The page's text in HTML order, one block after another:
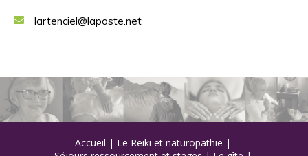
lartenciel@laposte.net
Accueil | Le Reiki et naturopathie |